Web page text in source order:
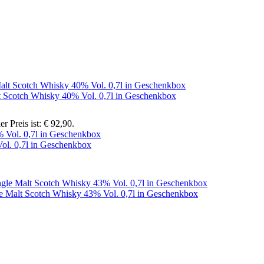
Whisky 40% Vol. 0,7l in Geschenkbox
Preis ist: € 92,90.
0,7l in Geschenkbox
Malt Scotch Whisky 43% Vol. 0,7l in Geschenkbox